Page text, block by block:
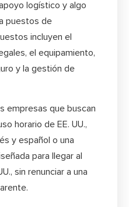
logístico y algo
puestos de
incluyen el
el equipamiento,
y la gestión de
empresas que buscan
horario de EE. UU.,
y español o una
para llegar al
sin renunciar a una